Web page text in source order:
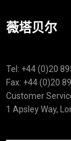
薇塔贝尔
Tel: +44 (0)20
Fax: +44 (0)20
Customer
1 Apsley Way,